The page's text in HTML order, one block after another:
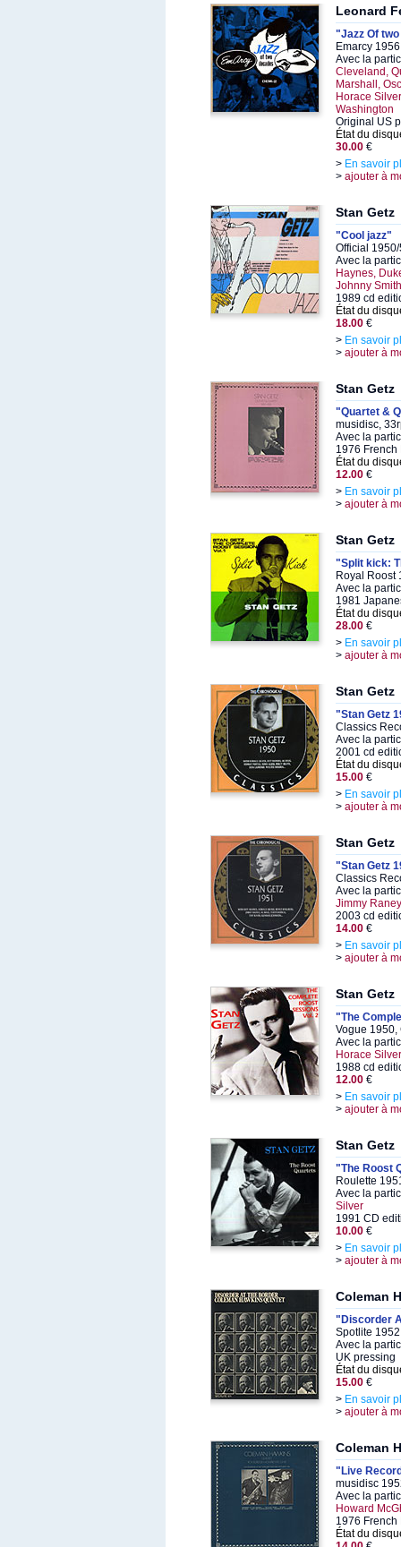
Leonard
"Jazz Of
Emarcy
Avec la
Cleveland,
Marshall,
Horace
Washington
Original US
État du
30.00 €
> En savoir
> ajouter à
Stan Getz
"Cool jazz"
Official
Avec la
Haynes,
Johnny Smith
1989 cd
État du
18.00 €
> En savoir
> ajouter à
Stan Getz
"Quartet &
musidisc,
Avec la
1976 French
État du
12.00 €
> En savoir
> ajouter à
Stan Getz
"Split kick:
Royal Roost
Avec la
1981
État du
28.00 €
> En savoir
> ajouter à
Stan Getz
"Stan Getz
Classics
Avec la
2001 cd
État du
15.00 €
> En savoir
> ajouter à
Stan Getz
"Stan Getz
Classics
Avec la
Jimmy
2003 cd
14.00 €
> En savoir
> ajouter à
Stan Getz
"The
Vogue 1950,
Avec la
Horace Silver
1988 cd
12.00 €
> En savoir
> ajouter à
Stan Getz
"The Roost
Roulette
Avec la
Silver
1991 CD
10.00 €
> En savoir
> ajouter à
Coleman
"Discorder
Spotlite
Avec la
UK pressing
État du
15.00 €
> En savoir
> ajouter à
Coleman
"Live
musidisc
Avec la
Howard
1976 French
État du